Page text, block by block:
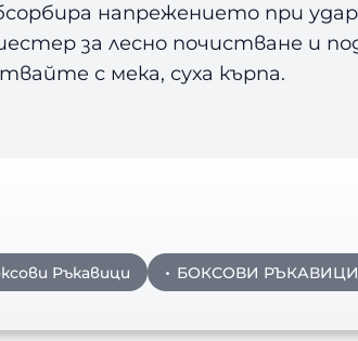
напрежението при удар
за лесно почистване и
с мека, суха кърпа.
Ръкавици БОКСОВИ РЪКАВИЦИ